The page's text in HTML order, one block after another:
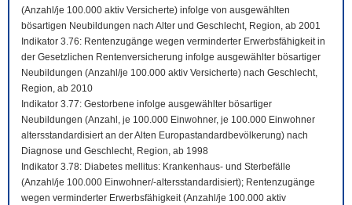
(Anzahl/je 100.000 aktiv Versicherte) infolge von ausgewählten
bösartigen Neubildungen nach Alter und Geschlecht, Region, ab 2001
Indikator 3.76: Rentenzugänge wegen verminderter Erwerbsfähigkeit in
der Gesetzlichen Rentenversicherung infolge ausgewählter bösartiger
Neubildungen (Anzahl/je 100.000 aktiv Versicherte) nach Geschlecht,
Region, ab 2010
Indikator 3.77: Gestorbene infolge ausgewählter bösartiger
Neubildungen (Anzahl, je 100.000 Einwohner, je 100.000 Einwohner
altersstandardisiert an der Alten Europastandardbevölkerung) nach
Diagnose und Geschlecht, Region, ab 1998
Indikator 3.78: Diabetes mellitus: Krankenhaus- und Sterbefälle
(Anzahl/je 100.000 Einwohner/-altersstandardisiert); Rentenzugänge
wegen verminderter Erwerbsfähigkeit (Anzahl/je 100.000 aktiv